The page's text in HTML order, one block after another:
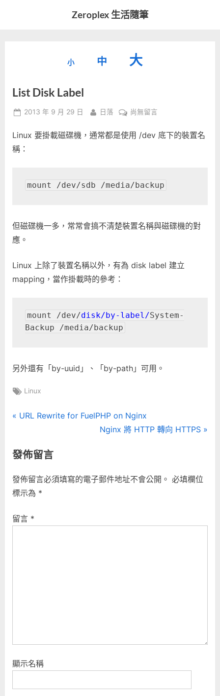
Zeroplex 生活隨筆
發
活
事
小
小。
中
重
型
大
大
字
型
List Disk Label
Posted
2013 年 9 月 29 日 By
日落
在
Disk
尚無留言
Linux 要掛載磁碟機，通常都是使用 /dev 底下的裝置名
稱：
mount /dev/sdb /media/backup
但磁碟機一多，常常會搞不清楚裝置名稱與磁碟機的對
應。
Linux 上除了裝置名稱以外，有為 disk label 建立
mapping，當作掛載時的參考：
mount /dev/disk/by-label/System-
Backup /media/backup
另外還有「by-uuid」、「by-path」可用。
Tags:
Linux
文
導
覽
P
v
o
u
P
URL Rewrite for FuelPHP on Nginx
N
P
t
Nginx 將 HTTP 轉向 HTTPS
發佈留言
發佈留言必須填寫的電子郵件地址不會公開。 必填欄位
標示為 *
留言 *
顯示名稱